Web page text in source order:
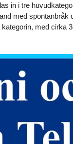
in i tre
med spontanbråk
med cirka